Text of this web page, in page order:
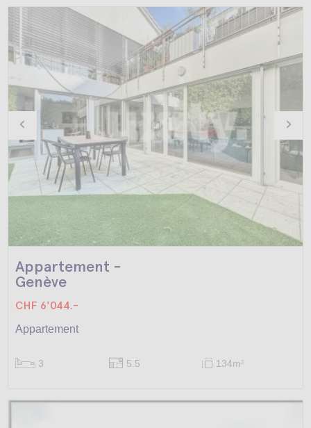
Appartement -
Genève
CHF 6'044.-
Appartement
3 5.5 134m2